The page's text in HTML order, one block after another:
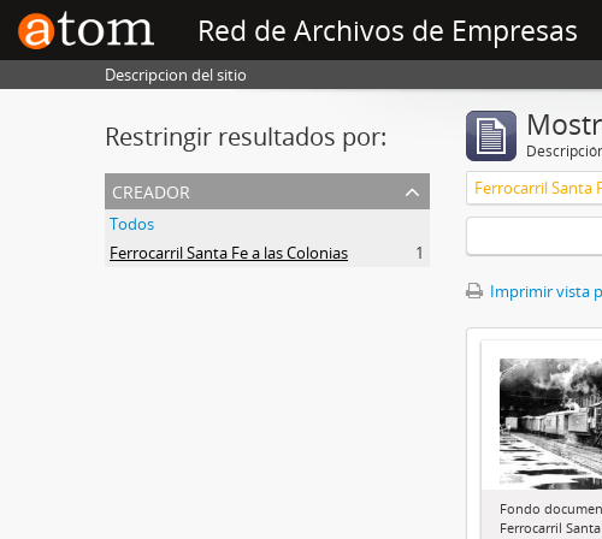
Red de Archivos de Empresas
Descripcion del sitio
Restringir resultados por:
creador
Todos
Ferrocarril Santa Fe a las Colonias
1
Ferrocarril Santa
Imprimir vista
Fondo
Ferrocarril